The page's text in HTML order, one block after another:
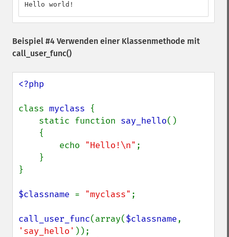
Hello world!
Beispiel #4 Verwenden einer Klassenmethode mit
call_user_func()
<?php
class myclass {
    static function
say_hello()
        echo
"Hello!\n" ;
}
$classname = "myclass" ;
call_user_func(array($classname
'say_hello'